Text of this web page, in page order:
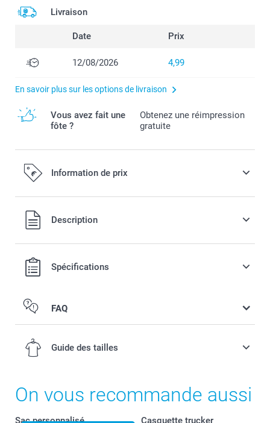
Livraison
Date Prix
12/08/2026 4,99
En savoir plus sur les options de livraison
Vous avez fait une
fôte ?
Obtenez une réimpression
gratuite
Information de prix
Tous les prix sont en EURO (€), TVA incluse et hors frais de
port.
Description
Spécifications
FAQ
Guide des tailles
2-4 ans
On vous recommande aussi
Sac personnalisé Casquette trucker